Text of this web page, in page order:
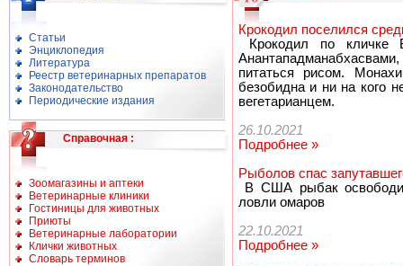
Статьи
Энциклопедия
Литература
Реестр ветеринарных препаратов
Законодательство
Периодические издания
Справочная :
Зоомагазины и аптеки
Ветеринарные клиники
Гостиницы для животных
Приюты
Ветеринарные лаборатории
Клички животных
Словарь терминов
Крокодил поселился
Крокодил по кличке
питаться рисом.
безобидна и ни на кого
вегетарианцем.
26.10.2021
Подробнее »
Рыболов спас
В США рыбак
ловли омаров
22.10.2021
Подробнее »